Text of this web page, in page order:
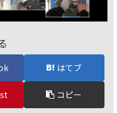
はてブ
コピー